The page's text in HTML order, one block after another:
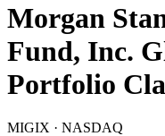
Morgan
Fund, Inc.
Portfolio
MIGIX · NASDAQ